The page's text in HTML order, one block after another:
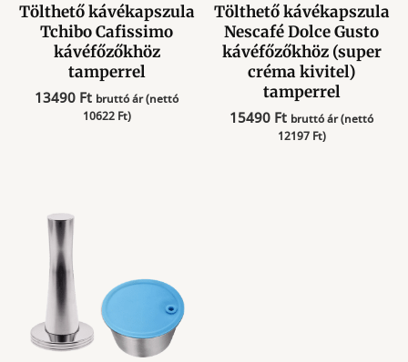
Tölthető kávékapszula
Tchibo Cafissimo
kávéfőzőkhöz
tamperrel
13490 Ft bruttó ár (nettó
10622 Ft)
Tölthető kávékapszula
Nescafé Dolce Gusto
kávéfőzőkhöz (super
créma kivitel)
tamperrel
15490 Ft bruttó ár (nettó
12197 Ft)